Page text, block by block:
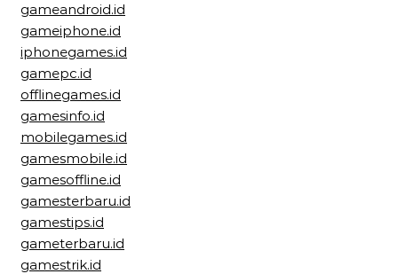
gameandroid.id
gameiphone.id
iphonegames.id
gamepc.id
offlinegames.id
gamesinfo.id
mobilegames.id
gamesmobile.id
gamesoffline.id
gamesterbaru.id
gamestips.id
gameterbaru.id
gamestrik.id